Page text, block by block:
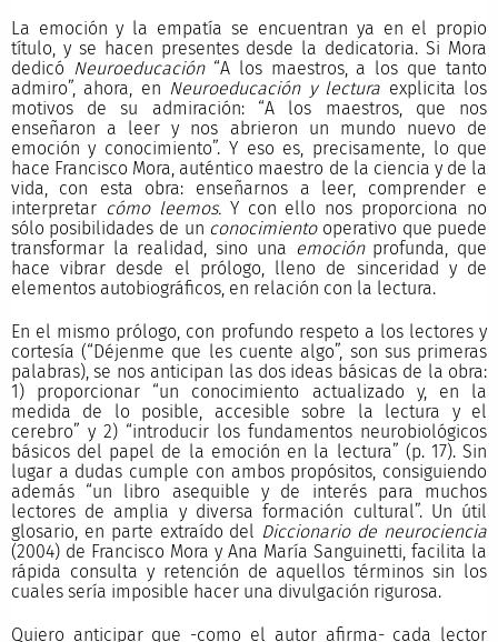
La emoción y la empatía se encuentran ya en el propio
título, y se hacen presentes desde la dedicatoria. Si Mora
dedicó Neuroeducación “A los maestros, a los que tanto
admiro”, ahora, en Neuroeducación y lectura explicita los
motivos de su admiración: “A los maestros, que nos
enseñaron a leer y nos abrieron un mundo nuevo de
emoción y conocimiento”. Y eso es, precisamente, lo que
hace Francisco Mora, auténtico maestro de la ciencia y de la
vida, con esta obra: enseñarnos a leer, comprender e
interpretar cómo leemos. Y con ello nos proporciona no
sólo posibilidades de un conocimientooperativo que puede
transformar la realidad, sino una emociónprofunda, que
hace vibrar desde el prólogo, lleno de sinceridad y de
elementos autobiográficos, en relación con la lectura.
En el mismo prólogo, con profundo respeto a los lectores y
cortesía (“Déjenme que les cuente algo”, son sus primeras
palabras), se nos anticipan las dos ideas básicas de la obra:
1) proporcionar “un conocimiento actualizado y, en la
medida de lo posible, accesible sobre la lectura y el
cerebro” y 2) “introducir los fundamentos neurobiológicos
básicos del papel de la emoción en la lectura” (p. 17). Sin
lugar a dudas cumple con ambos propósitos, consiguiendo
además “un libro asequible y de interés para muchos
lectores de amplia y diversa formación cultural”. Un útil
glosario, en parte extraído del Diccionario de neurociencia
(2004) de Francisco Mora y Ana María Sanguinetti, facilita la
rápida consulta y retención de aquellos términos sin los
cuales sería imposible hacer una divulgación rigurosa.
Quiero anticipar que -como el autor afirma- cada lector